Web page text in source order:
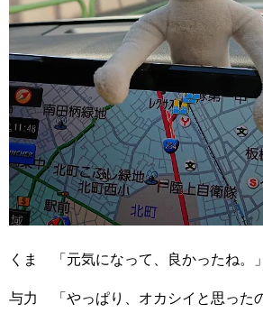
くま 「元気になって、良かったね。」
与力 「やっぱり、オカシイと思った